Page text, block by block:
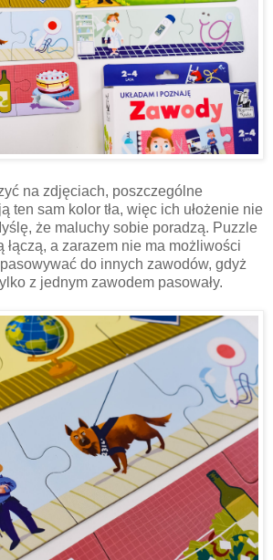
na zdjęciach, poszczególne
ten sam kolor tła, więc ich ułożenie nie
że maluchy sobie poradzą. Puzzle
łączą, a zarazem nie ma możliwości
do innych zawodów, gdyż
z jednym zawodem pasowały.